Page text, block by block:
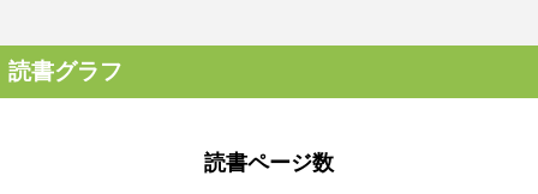
読書グラフ
読書ページ数